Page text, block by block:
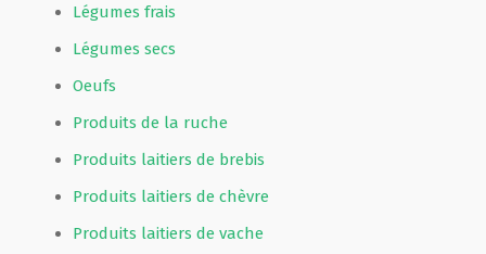
Légumes frais
Légumes secs
Oeufs
Produits de la ruche
Produits laitiers de brebis
Produits laitiers de chèvre
Produits laitiers de vache